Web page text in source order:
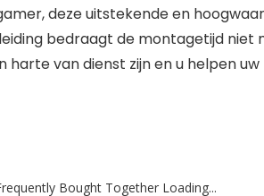
deze uitstekende en
bedraagt de montagetijd niet
van dienst zijn en u helpen
Bought Together Loading...